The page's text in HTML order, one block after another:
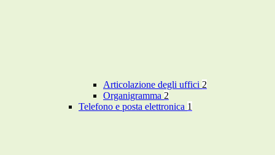
Articolazione degli uffici 2
Organigramma 2
Telefono e posta elettronica 1